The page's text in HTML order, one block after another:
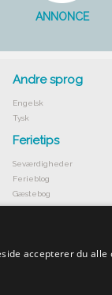
ANNONCE
Andre sprog
Engelsk
Tysk
Ferietips
Seværdigheder
Ferieblog
Gæstebog
accepterer du alle